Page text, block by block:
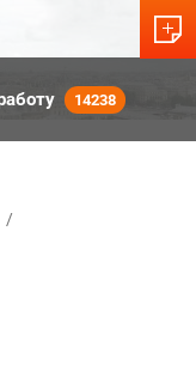
14238